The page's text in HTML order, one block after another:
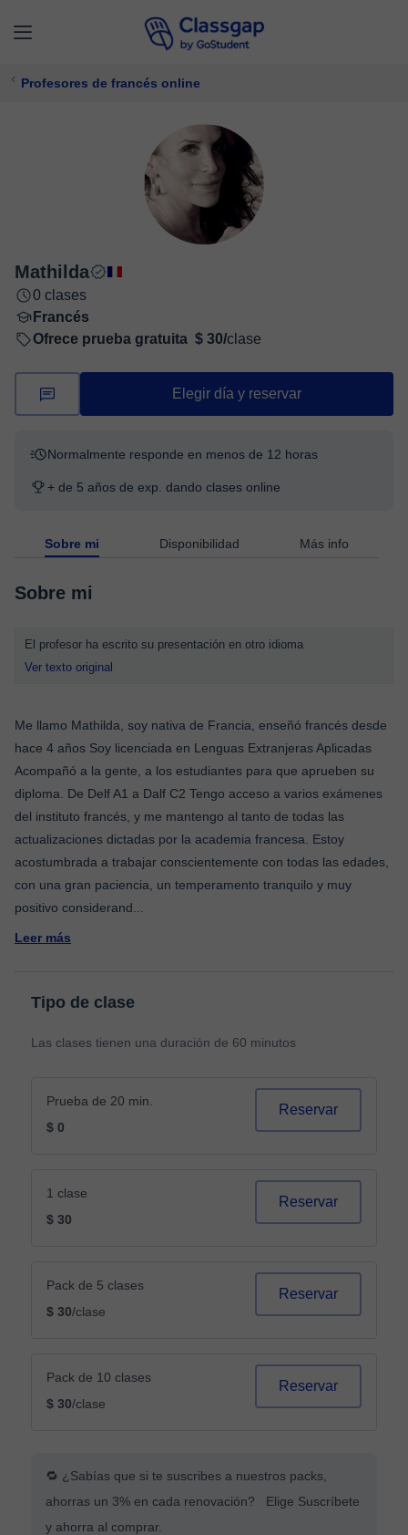
Profesores de francés online
Mathilda
0 clases
Francés
Ofrece prueba gratuita $ 30/clase
Elegir día y reservar
Normalmente responde en menos de 12 horas
+ de 5 años de exp. dando clases online
Sobre mi Disponibilidad Más info
Sobre mi
El profesor ha escrito su presentación en otro idioma
Ver texto original
Me llamo Mathilda, soy nativa de Francia, enseñó francés desde
hace 4 años Soy licenciada en Lenguas Extranjeras Aplicadas
Acompañó a la gente, a los estudiantes para que aprueben su
diploma. De Delf A1 a Dalf C2 Tengo acceso a varios exámenes
del instituto francés, y me mantengo al tanto de todas las
actualizaciones dictadas por la academia francesa. Estoy
acostumbrada a trabajar conscientemente con todas las edades,
con una gran paciencia, un temperamento tranquilo y muy
positivo considerand
Leer más
Tipo de clase
Las clases tienen una duración de 60 minutos
Prueba de 20 min.
$ 0
Reservar
1 clase
$ 30
Reservar
Pack de 5 clases
$ 30/clase
Reservar
Pack de 10 clases
$ 30/clase
Reservar
🔁 ¿Sabías que si te suscribes a nuestros packs,
ahorras un 3% en cada renovación? Elige Suscríbete
y ahorra al comprar.